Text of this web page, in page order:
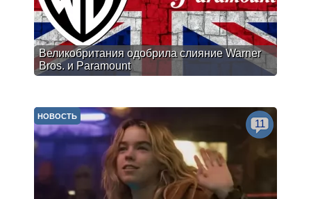
Великобритания одобрила слияние Warner
Bros. и Paramount
НОВОСТЬ
11